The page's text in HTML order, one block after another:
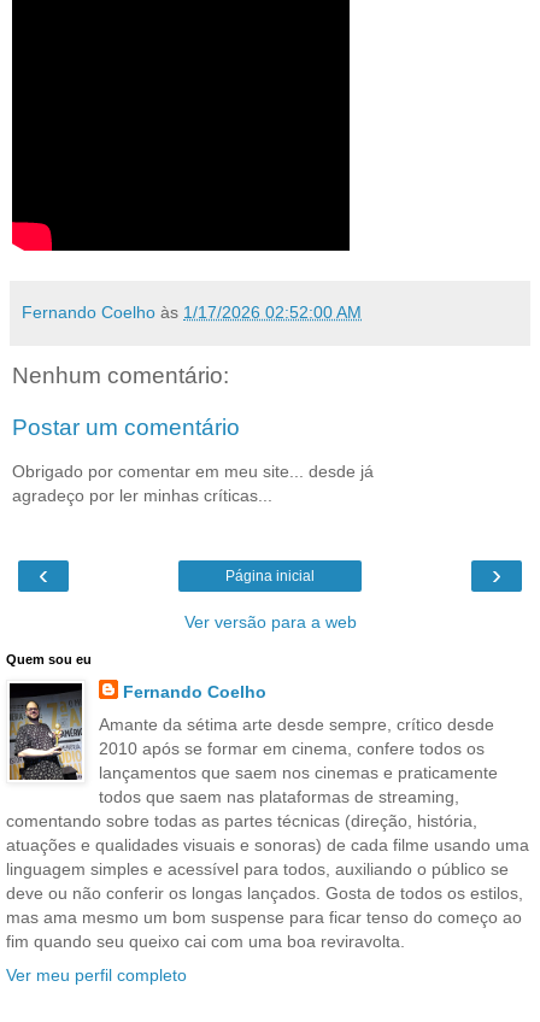
Fernando Coelho às 1/17/2026 02:52:00 AM
Nenhum comentário:
Postar um comentário
Obrigado por comentar em meu site... desde já
agradeço por ler minhas críticas...
‹ ›
Página inicial
Ver versão para a web
Quem sou eu
Fernando Coelho
Amante da sétima arte desde sempre, crítico desde
2010 após se formar em cinema, confere todos os
lançamentos que saem nos cinemas e praticamente
todos que saem nas plataformas de streaming,
comentando sobre todas as partes técnicas (direção, história,
atuações e qualidades visuais e sonoras) de cada filme usando uma
linguagem simples e acessível para todos, auxiliando o público se
deve ou não conferir os longas lançados. Gosta de todos os estilos,
mas ama mesmo um bom suspense para ficar tenso do começo ao
fim quando seu queixo cai com uma boa reviravolta.
Ver meu perfil completo